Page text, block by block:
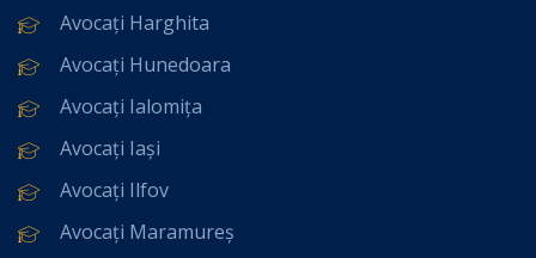
Avocați Harghita
Avocați Hunedoara
Avocați Ialomița
Avocați Iași
Avocați Ilfov
Avocați Maramureș